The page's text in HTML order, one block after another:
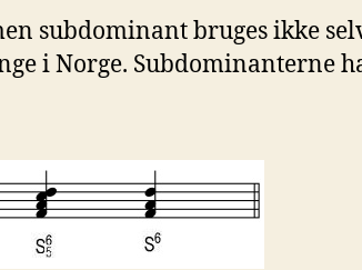
subdominant bruges ikke
i Norge. Subdominanterne